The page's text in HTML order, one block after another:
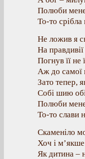
Полюби
То-то
Не ложив я
На
Погнув її не
Аж до самої
Зато тепер,
Собі шию
Полюби
То-то слави
Скаменіло
Хоч і
Як дитина –